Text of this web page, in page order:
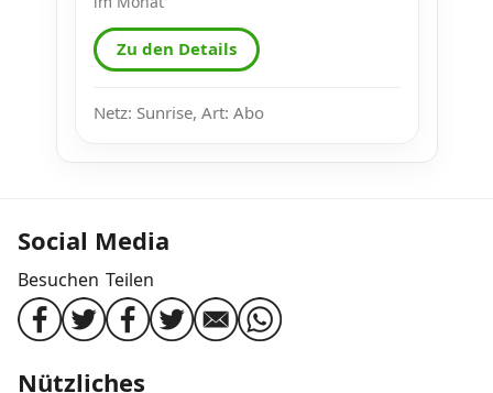
Zu den Details
Netz: Sunrise, Art: Abo
Social Media
Besuchen Teilen
Nützliches